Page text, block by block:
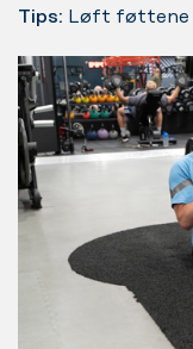
Tips: Løft føttene